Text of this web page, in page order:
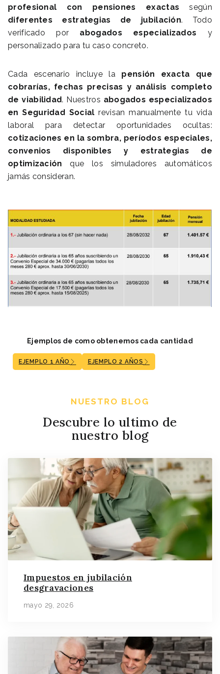
profesional con pensiones exactas según
diferentes estrategias de jubilación. Todo
verificado por abogados especializados y
personalizado para tu caso concreto.
Cada escenario incluye la pensión exacta que
cobrarías, fechas precisas y análisis completo
de viabilidad. Nuestros abogados especializados
en Seguridad Social revisan manualmente tu vida
laboral para detectar oportunidades ocultas:
cotizaciones en la sombra, períodos especiales,
convenios disponibles y estrategias de
optimización que los simuladores automáticos
jamás consideran.
Ejemplos de como obtenemos cada cantidad
EJEMPLO 1 AÑO EJEMPLO 2 AÑOS
NUESTRO BLOG
Descubre lo ultimo de
nuestro blog
Impuestos en jubilación
desgravaciones
mayo 29, 2026